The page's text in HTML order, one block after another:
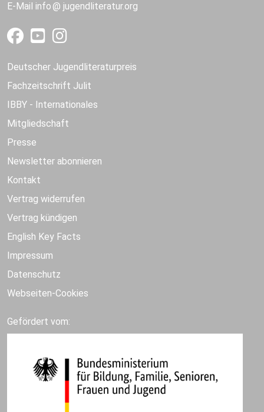
E-Mail info jugendliteratur.org
Deutscher Jugendliteraturpreis
Fachzeitschrift Julit
IBBY - Internationales
Mitgliedschaft
Presse
Newsletter abonnieren
Kontakt
Vertrag widerrufen
Vertrag kündigen
English Key Facts
Impressum
Datenschutz
Webseiten-Cookies
Gefördert vom: